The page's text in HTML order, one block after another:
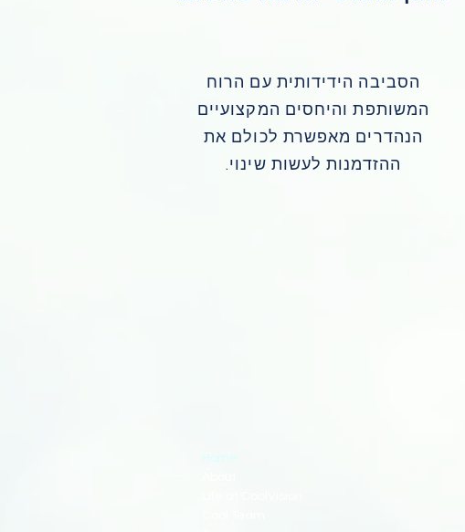
הסביבה הידידותית עם הרוח
המשותפת והיחסים המקצועיים
הנהדרים מאפשרת לכולם את
ההזדמנות לעשות שינוי.
Home